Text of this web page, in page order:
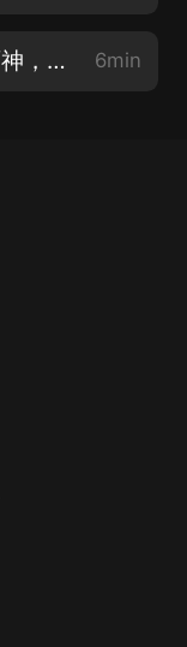
總裁孩子歸我請放手 008 黑面神，你很面熟哦 6min